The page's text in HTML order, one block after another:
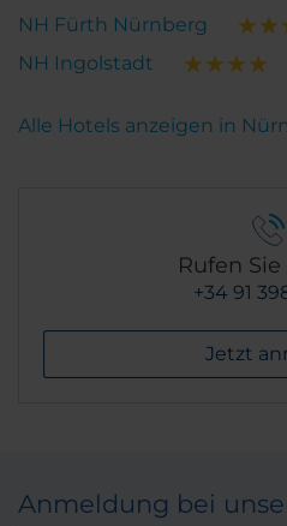
NH Fürth Nürnberg
NH Ingolstadt
Alle Hotels anzeigen in
Rufen
+34 91
Jetzt
Anmeldung bei